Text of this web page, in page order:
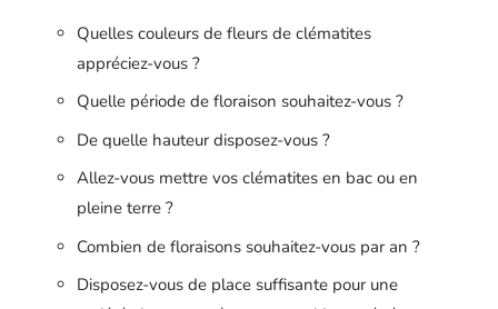
Quelles couleurs de fleurs de clématites
appréciez-vous ?
Quelle période de floraison souhaitez-vous ?
De quelle hauteur disposez-vous ?
Allez-vous mettre vos clématites en bac ou en
pleine terre ?
Combien de floraisons souhaitez-vous par an ?
Disposez-vous de place suffisante pour une